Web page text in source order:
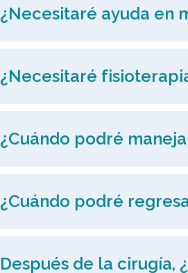
¿Necesitaré ayuda en
¿Necesitaré
¿Cuándo podré
¿Cuándo podré
Después de la cirugía,